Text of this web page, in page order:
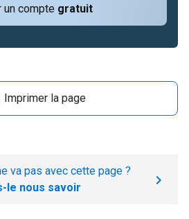
un compte gratuit
Imprimer la page
va pas avec cette page ?
le nous savoir